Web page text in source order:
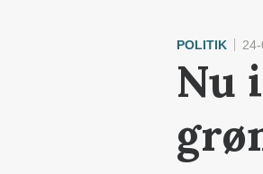
POLITIK
Nu